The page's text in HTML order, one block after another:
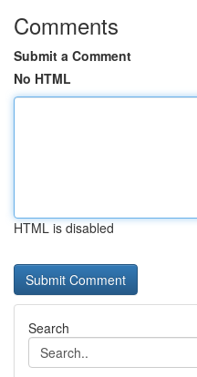
Comments
Submit a Comment
No HTML
HTML is disabled
Search